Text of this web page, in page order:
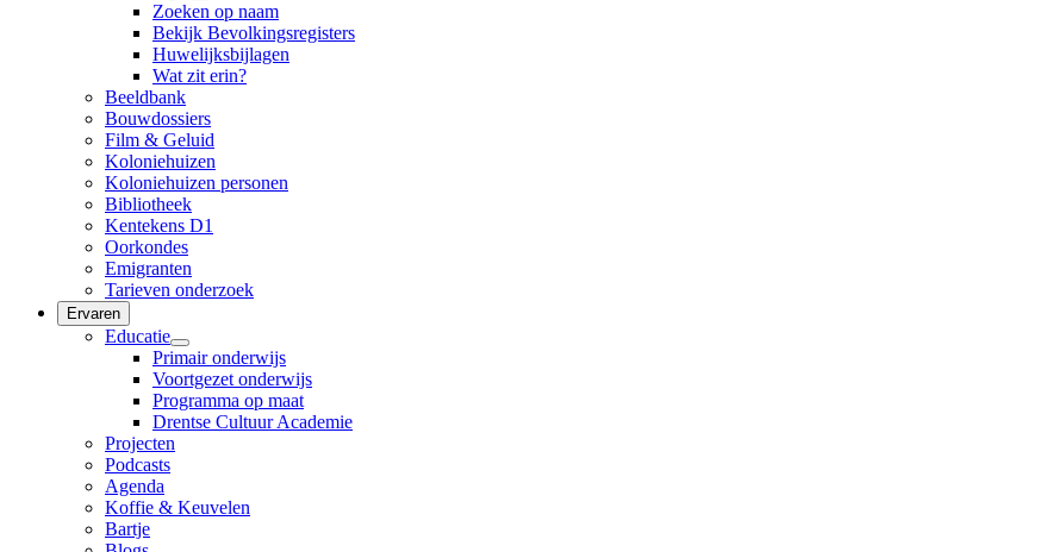
Zoeken op naam
Bekijk Bevolkingsregisters
Huwelijksbijlagen
Wat zit erin?
Beeldbank
Bouwdossiers
Film & Geluid
Koloniehuizen
Koloniehuizen personen
Bibliotheek
Kentekens D1
Oorkondes
Emigranten
Tarieven onderzoek
Ervaren
Educatie
Primair onderwijs
Voortgezet onderwijs
Programma op maat
Drentse Cultuur Academie
Projecten
Podcasts
Agenda
Koffie & Keuvelen
Bartje